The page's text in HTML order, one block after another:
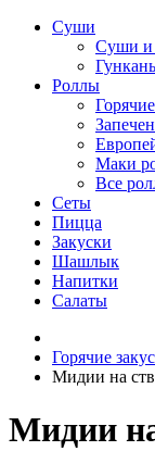
Суши
Суши и
Роллы
Маки
Все
Сеты
Пицца
Закуски
Шашлык
Напитки
Салаты
Горячие
Мидии на
Мидии